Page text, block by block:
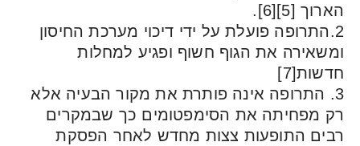
[5][6].
פועלת על ידי דיכוי מערכת החיסון
את הגוף חשוף ופגיע למחלות
התרופה אינה פותרת את מקור הבעיה אלא
את הסימפטומים כך שבמקרים
התופעות צצות מחדש לאחר הפסקת